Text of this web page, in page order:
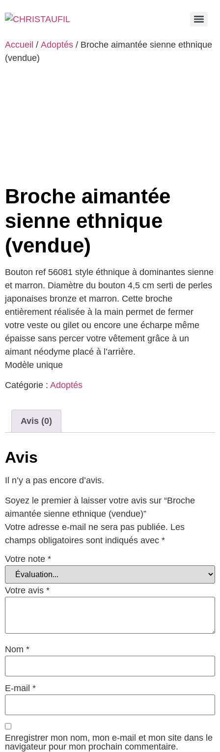
Accueil / Adoptés / Broche aimantée sienne ethnique
(vendue)
Broche aimantée
sienne ethnique
(vendue)
Bouton ref 56081 style éthnique à dominantes sienne
et marron. Diamètre du bouton 4,5 cm serti de perles
japonaises bronze et marron. Cette broche
entièrement réalisée à la main permet de fermer
votre veste ou gilet ou encore une écharpe même
épaisse sans percer votre vêtement grâce à un
aimant néodyme placé à l’arrière.
Modèle unique
Catégorie : Adoptés
Avis (0)
Avis
Il n’y a pas encore d’avis.
Soyez le premier à laisser votre avis sur “Broche
aimantée sienne ethnique (vendue)”
Votre adresse e-mail ne sera pas publiée. Les
champs obligatoires sont indiqués avec *
Votre note *
Votre avis *
Nom *
E-mail *
Enregistrer mon nom, mon e-mail et mon site dans le
navigateur pour mon prochain commentaire.